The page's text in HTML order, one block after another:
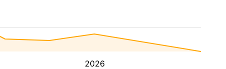
2026